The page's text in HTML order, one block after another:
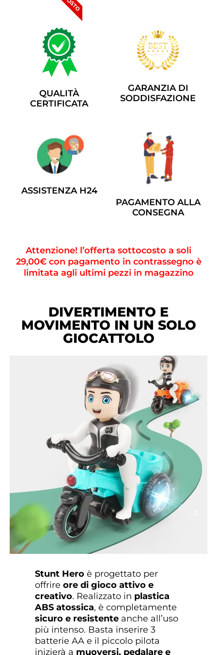
QUALITÀ
CERTIFICATA
GARANZIA DI
SODDISFAZIONE
ASSISTENZA H24
PAGAMENTO ALLA
CONSEGNA
Attenzione! l’offerta sottocosto a soli
29,00€ con pagamento in contrassegno è
limitata agli ultimi pezzi in magazzino
DIVERTIMENTO E
MOVIMENTO IN UN SOLO
GIOCATTOLO
Stunt Heroè progettato per
offrire ore di gioco attivo e
creativo. Realizzato in plastica
ABS atossica, è completamente
sicuro e resistenteanche all’uso
più intenso. Basta inserire 3
batterie AA e il piccolo pilota
inizierà a muoversi, pedalare e